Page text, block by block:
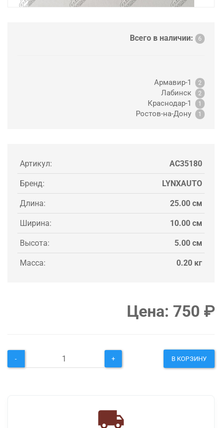
Всего в наличии: 6
Армавир-1 2
Лабинск 2
Краснодар-1 1
Ростов-на-Дону 1
Артикул: AC35180
Бренд: LYNXAUTO
Длина: 25.00 см
Ширина: 10.00 см
Высота: 5.00 см
Масса: 0.20 кг
Цена: 750 ₽
- + В КОРЗИНУ